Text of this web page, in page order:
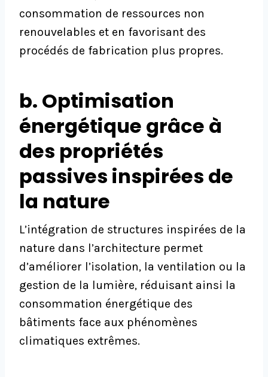
consommation de ressources non
renouvelables et en favorisant des
procédés de fabrication plus propres.
b. Optimisation
énergétique grâce à
des propriétés
passives inspirées de
la nature
L’intégration de structures inspirées de la
nature dans l’architecture permet
d’améliorer l’isolation, la ventilation ou la
gestion de la lumière, réduisant ainsi la
consommation énergétique des
bâtiments face aux phénomènes
climatiques extrêmes.